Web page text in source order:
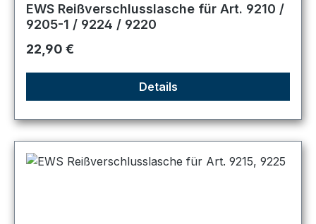
EWS Reißverschlusslasche für Art. 9210 /
9205-1 / 9224 / 9220
Regulärer Preis:
22,90 €
Details